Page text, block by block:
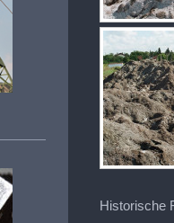
Historische